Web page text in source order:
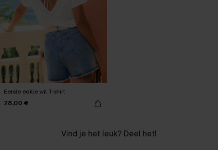
Eerste editie wit T-shirt
28,00 €
Vind je het leuk? Deel het!